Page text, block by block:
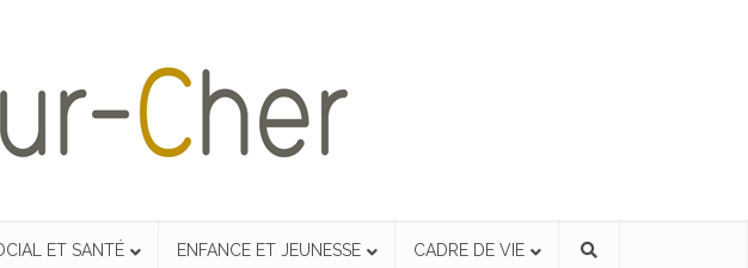
ET SANTÉ ENFANCE ET JEUNESSE CADRE DE VIE